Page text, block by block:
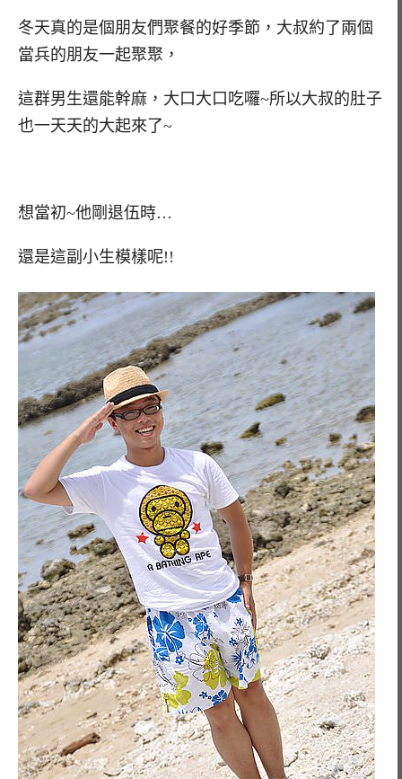
冬天真的是個朋友們聚餐的好季節，大叔約了兩個
當兵的朋友一起聚聚，
這群男生還能幹麻，大口大口吃囉~所以大叔的肚子
也一天天的大起來了~
想當初~他剛退伍時…
還是這副小生模樣呢!!